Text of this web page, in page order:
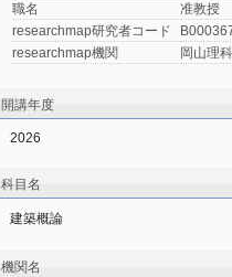
職名
准教授
researchmap研究者コード
researchmap機関
岡山理
開講年度
2026
科目名
建築概論
機関名